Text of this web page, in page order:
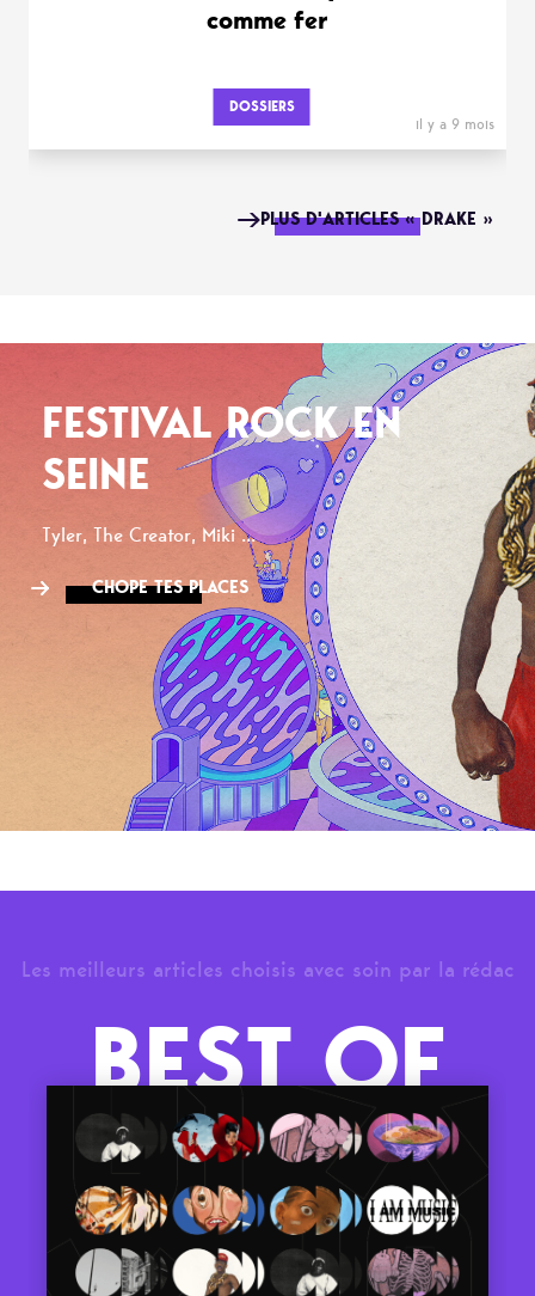
comme fer
DOSSIERS
il y a 9 mois
PLUS D'ARTICLES « DRAKE »
FESTIVAL ROCK EN
SEINE
Tyler, The Creator, Miki ...
CHOPE TES PLACES
Les meilleurs articles choisis avec soin par la rédac
BEST OF